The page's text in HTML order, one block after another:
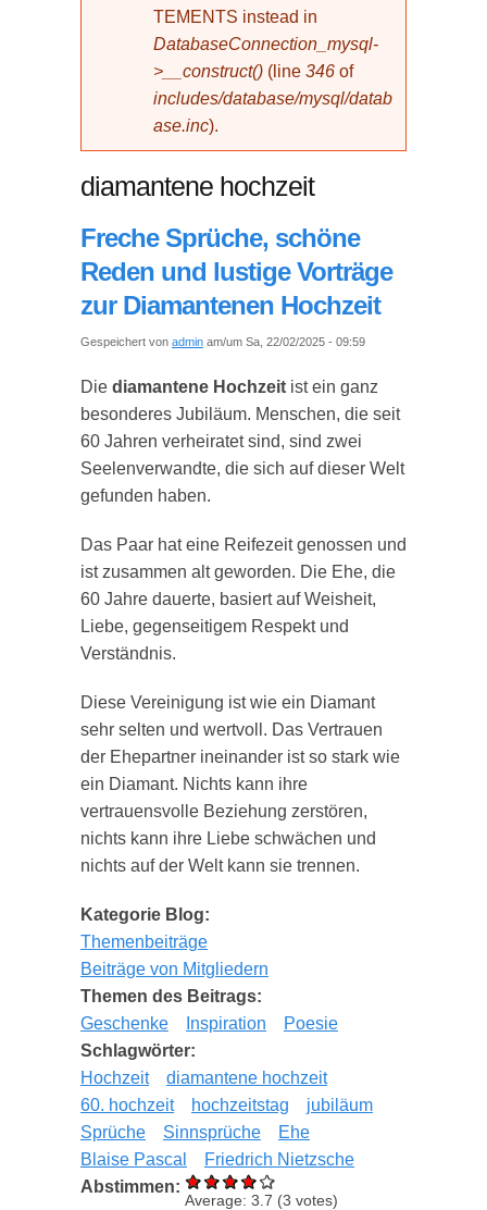
TEMENTS instead in
DatabaseConnection_mysql-
>__construct() (line 346 of
includes/database/mysql/datab
ase.inc).
diamantene hochzeit
Freche Sprüche, schöne
Reden und lustige Vorträge
zur Diamantenen Hochzeit
Gespeichert von admin am/um Sa, 22/02/2025 - 09:59
Die diamantene Hochzeit ist ein ganz
besonderes Jubiläum. Menschen, die seit
60 Jahren verheiratet sind, sind zwei
Seelenverwandte, die sich auf dieser Welt
gefunden haben.
Das Paar hat eine Reifezeit genossen und
ist zusammen alt geworden. Die Ehe, die
60 Jahre dauerte, basiert auf Weisheit,
Liebe, gegenseitigem Respekt und
Verständnis.
Diese Vereinigung ist wie ein Diamant
sehr selten und wertvoll. Das Vertrauen
der Ehepartner ineinander ist so stark wie
ein Diamant. Nichts kann ihre
vertrauensvolle Beziehung zerstören,
nichts kann ihre Liebe schwächen und
nichts auf der Welt kann sie trennen.
Kategorie Blog:
Themenbeiträge
Beiträge von Mitgliedern
Themen des Beitrags:
Geschenke
Inspiration
Poesie
Schlagwörter:
Hochzeit
diamantene hochzeit
60. hochzeit
hochzeitstag
jubiläum
Sprüche
Sinnsprüche
Ehe
Blaise Pascal
Friedrich Nietzsche
Abstimmen:
Average: 3.7 (3 votes)